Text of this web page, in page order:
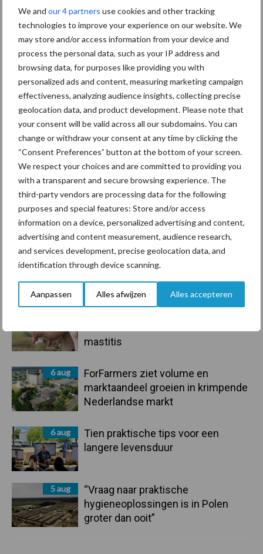
We and our 4 partners use cookies and other tracking
technologies to improve your experience on our website. We
may store and/or access information from your device and
process the personal data, such as your IP address and
browsing data, for purposes like providing you with
personalized ads and content, measuring marketing campaign
effectiveness, analyzing audience insights, collecting precise
geolocation data, and product development. Please note that
your consent will be valid across all our subdomains. You can
change or withdraw your consent at any time by clicking the
“Consent Preferences” button at the bottom of your screen.
We respect your choices and are committed to providing you
with a transparent and secure browsing experience. The
third-party vendors are processing data for the following
purposes and special features: Store and/or access
information on a device, personalized advertising and content,
advertising and content measurement, audience research,
and services development, precise geolocation data, and
identification through device scanning.
Aanpassen Alles afwijzen Alles accepteren
Primaire
Sidebar
Recent nieuws Partner nieuws
7 aug
Grondstoffenmarkt blijft grillig:
droogte en geopolitiek houden
handel in de greep
mastitis
6 aug
ForFarmers ziet volume en
marktaandeel groeien in krimpende
Nederlandse markt
6 aug
Tien praktische tips voor een
langere levensduur
5 aug
“Vraag naar praktische
hygieneoplossingen is in Polen
groter dan ooit”
Diergezondheid Bemesting Fokkerij
Mastitis Hittestress
Toon meer